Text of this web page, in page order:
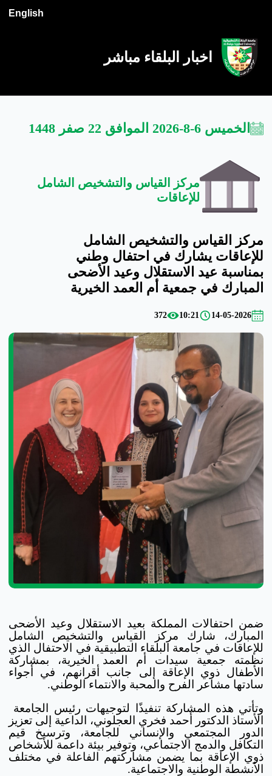
English
اخبار البلقاء مباشر
الخميس 6-8-2026 الموافق 22 صفر 1448
مركز القياس والتشخيص الشامل
للإعاقات
مركز القياس والتشخيص الشامل
للإعاقات يشارك في احتفال وطني
بمناسبة عيد الاستقلال وعيد الأضحى
المبارك في جمعية أم العمد الخيرية
14-05-2026
10:21
372
ضمن احتفالات المملكة بعيد الاستقلال وعيد الأضحى
المبارك، شارك مركز القياس والتشخيص الشامل
للإعاقات في جامعة البلقاء التطبيقية في الاحتفال الذي
نظمته جمعية سيدات أم العمد الخيرية، بمشاركة
الأطفال ذوي الإعاقة إلى جانب أقرانهم، في أجواء
سادتها مشاعر الفرح والمحبة والانتماء الوطني.
وتأتي هذه المشاركة تنفيذًا لتوجيهات رئيس الجامعة
الأستاذ الدكتور أحمد فخري العجلوني، الداعية إلى تعزيز
الدور المجتمعي والإنساني للجامعة، وترسيخ قيم
التكافل والدمج الاجتماعي، وتوفير بيئة داعمة للأشخاص
ذوي الإعاقة بما يضمن مشاركتهم الفاعلة في مختلف
الأنشطة الوطنية والاجتماعية.